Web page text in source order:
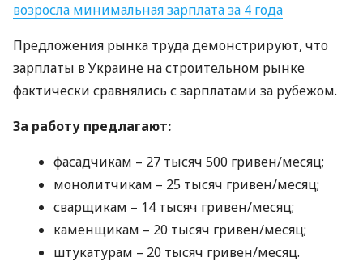
возросла минимальная зарплата за 4 года
Предложения рынка труда демонстрируют, что
зарплаты в Украине на строительном рынке
фактически сравнялись с зарплатами за рубежом.
За работу предлагают:
фасадчикам – 27 тысяч 500 гривен/месяц;
монолитчикам – 25 тысяч гривен/месяц;
сварщикам – 14 тысяч гривен/месяц;
каменщикам – 20 тысяч гривен/месяц;
штукатурам – 20 тысяч гривен/месяц.